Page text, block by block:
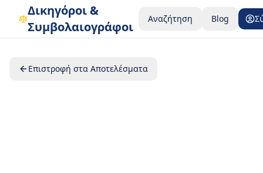
Δικηγόροι &
Συμβολαιογράφοι
Αναζήτηση Blog
Επιστροφή στα Αποτελέσματα